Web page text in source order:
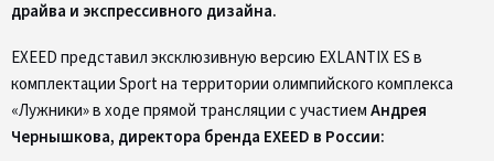
драйва и экспрессивного дизайна.
EXEED представил эксклюзивную версию EXLANTIX ES в
комплектации Sport на территории олимпийского комплекса
«Лужники» в ходе прямой трансляции с участиемАндрея
Чернышкова, директора бренда EXEED в России: